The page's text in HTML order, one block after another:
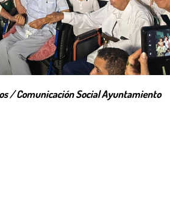
/ Comunicación Social Ayuntamiento